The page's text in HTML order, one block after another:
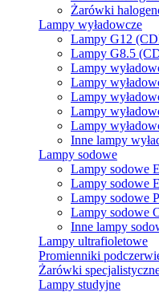
Żarówki
Lampy wyładowcze
Lampy G12
Lampy G8.5
Lampy
Lampy
Lampy
Lampy
Lampy
Inne lampy
Lampy sodowe
Lampy sodowe
Lampy sodowe
Lampy sodowe
Lampy sodowe
Inne lampy
Lampy ultrafioletowe
Promienniki
Żarówki
Lampy studyjne